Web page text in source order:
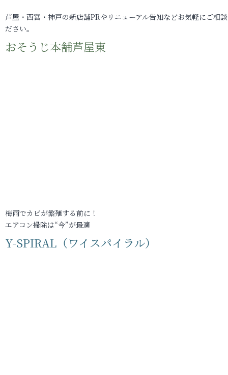
芦屋・西宮・神戸の新店舗PRやリニューアル告知などお気軽にご相
ださい。
おそうじ本舗芦屋東
梅雨でカビが繁殖する前に！
エアコン掃除は“今”が最適
Y-SPIRAL（ワイスパイラル）